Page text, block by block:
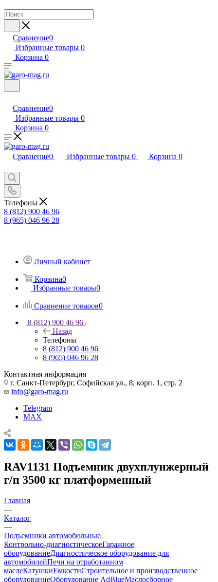
Сравнение0
Избранные товары 0
Корзина 0
Сравнение0
Избранные товары 0
Корзина 0
Сравнение0 Избранные товары 0 Корзина 0
Телефоны
8 (812) 900 46 96
8 (965) 046 96 28
Личный кабинет
Корзина0
Избранные товары0
Сравнение товаров0
8 (812) 900 46 96
Назад
Телефоны
8 (812) 900 46 96
8 (965) 046 96 28
Контактная информация
г. Санкт-Петербург, Софийская ул., 8, корп. 1, стр. 2
info@garo-mag.ru
Telegram
MAX
RAV1131 Подъемник двухплунжерный
г/п 3500 кг платформенный
Главная
—
Каталог
—
Подъемники автомобильные
Контрольно-диагностическоеГаражное
оборудованиеДиагностическое оборудование для
автомобилейПечи на отработанном
маслеКатушкиЕмкостиСтроительное и производственное
оборудованиеОборудование AdBlueМаслосборное